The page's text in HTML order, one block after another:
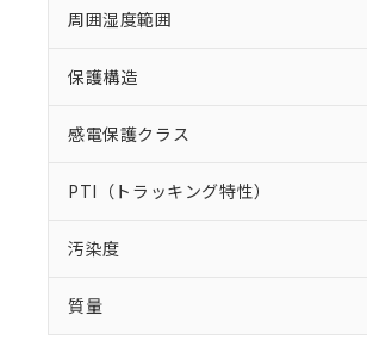
周囲湿度範囲
保護構造
感電保護クラス
PTI（トラッキング特性）
汚染度
質量